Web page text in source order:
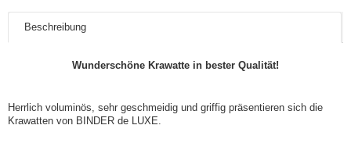
Beschreibung
Wunderschöne Krawatte in bester Qualität!
Herrlich voluminös, sehr geschmeidig und griffig präsentieren sich die
Krawatten von BINDER de LUXE.